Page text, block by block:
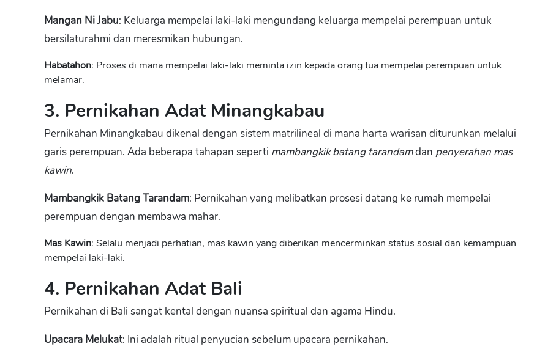
Mangan Ni Jabu: Keluarga mempelai laki-laki mengundang keluarga mempelai perempuan untuk
bersilaturahmi dan meresmikan hubungan.
Habatahon: Proses di mana mempelai laki-laki meminta izin kepada orang tua mempelai perempuan untuk
melamar.
3. Pernikahan Adat Minangkabau
Pernikahan Minangkabau dikenal dengan sistem matrilineal di mana harta warisan diturunkan melalui
garis perempuan. Ada beberapa tahapan seperti mambangkik batang tarandamdan penyerahan mas
kawin.
Mambangkik Batang Tarandam: Pernikahan yang melibatkan prosesi datang ke rumah mempelai
perempuan dengan membawa mahar.
Mas Kawin: Selalu menjadi perhatian, mas kawin yang diberikan mencerminkan status sosial dan kemampuan
mempelai laki-laki.
4. Pernikahan Adat Bali
Pernikahan di Bali sangat kental dengan nuansa spiritual dan agama Hindu.
Upacara Melukat: Ini adalah ritual penyucian sebelum upacara pernikahan.